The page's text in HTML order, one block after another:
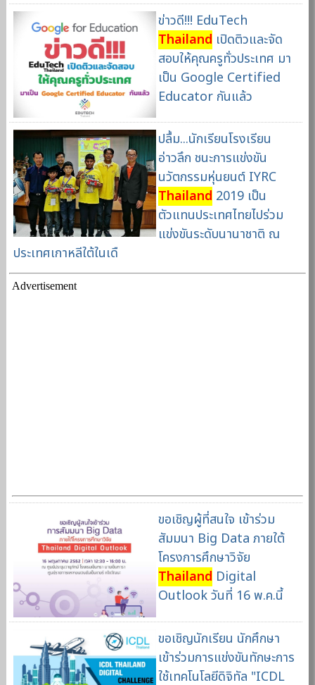
ข่าวดี!!! EduTech
Thailand เปิดติวและจัด
สอบให้คุณครูทั่วประเทศ มา
เป็น Google Certified
Educator กันแล้ว
ปลื้ม...นักเรียนโรงเรียน
อ่าวลึก ชนะการแข่งขัน
นวัตกรรมหุ่นยนต์ IYRC
Thailand 2019 เป็น
ตัวแทนประเทศไทยไปร่วม
แข่งขันระดับนานาชาติ ณ
ประเทศเกาหลีใต้ในเดื
Advertisement
ขอเชิญผู้ที่สนใจ เข้าร่วม
สัมมนา Big Data ภายใต้
โครงการศึกษาวิจัย
Thailand Digital
Outlook วันที่ 16 พ.ค.นี้
ขอเชิญนักเรียน นักศึกษา
เข้าร่วมการแข่งขันทักษะการ
ใช้เทคโนโลยีดิจิทัล "ICDL